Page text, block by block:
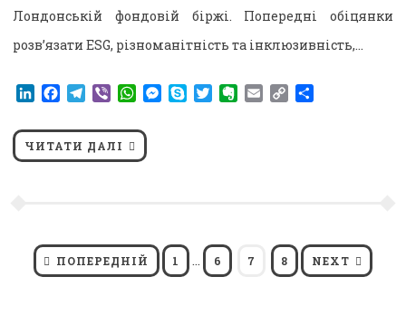
Лондонській фондовій біржі. Попередні обіцянки
розв’язати ESG, різноманітність та інклюзивність,…
LinkedIn
Facebook
Telegram
ViberWhatsApp
Messenger
SkypeTwitterEvernote
EmailCopy
ЧИТАТИ ДАЛІ
Пагінація
ПОПЕРЕДНІЙ PAGE
1 … PAGE
6 PAGE
7 PAGE
8 NEXT